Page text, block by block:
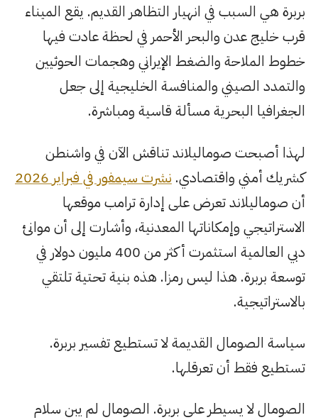
بربرة هي السبب في انهيار التظاهر القديم. يقع الميناء
قرب خليج عدن والبحر الأحمر في لحظة عادت فيها
خطوط الملاحة والضغط الإيراني وهجمات الحوثيين
والتمدد الصيني والمنافسة الخليجية إلى جعل
الجغرافيا البحرية مسألة قاسية ومباشرة.
لهذا أصبحت صوماليلاند تناقش الآن في واشنطن
كشريك أمني واقتصادي. نشرت سيمفور في فبراير 2026
أن صوماليلاند تعرض على إدارة ترامب موقعها
الاستراتيجي وإمكاناتها المعدنية، وأشارت إلى أن موانئ
دبي العالمية استثمرت أكثر من 400 مليون دولار في
توسعة بربرة. هذا ليس رمزا. هذه بنية تحتية تلتقي
بالاستراتيجية.
سياسة الصومال القديمة لا تستطيع تفسير بربرة.
تستطيع فقط أن تعرقلها.
الصومال لا يسيطر على بربرة. الصومال لم يبن سلام